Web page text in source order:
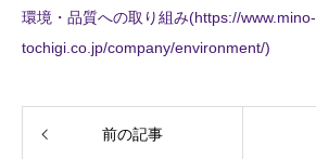
環境・品質への取り組み(https://www.mino-
tochigi.co.jp/company/environment/)
前の記事